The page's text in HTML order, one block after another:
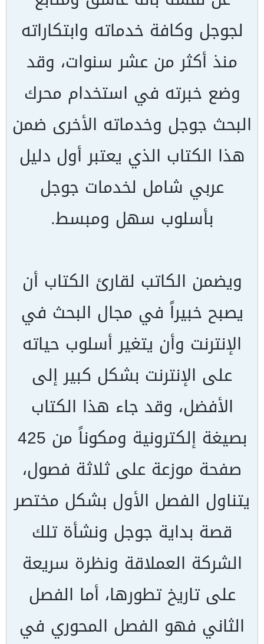
لجوجل وكافة خدماته وابتكاراته
منذ أكثر من عشر سنوات، وقد
وضع خبرته في استخدام محرك
البحث جوجل وخدماته الأخرى ضمن
هذا الكتاب الذي يعتبر أول دليل
عربي شامل لخدمات جوجل
بأسلوب سهل ومبسط.
ويضمن الكاتب لقارئ الكتاب أن
يصبح خبيراً في مجال البحث في
الإنترنت وأن يتغير أسلوب حياته
على الإنترنت بشكل كبير إلى
الأفضل، وقد جاء هذا الكتاب
بصيغة إلكترونية ومكوناً من 425
صفحة موزعة على ثلاثة فصول،
يتناول الفصل الأول بشكل مختصر
قصة بداية جوجل ونشأة تلك
الشركة العملاقة ونظرة سريعة
على تاريخ تطورها، أما الفصل
الثاني فهو الفصل المحوري في